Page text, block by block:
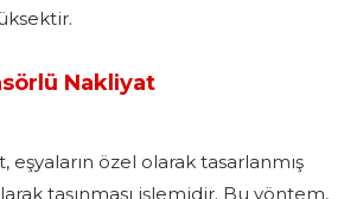
Nakliyat
eşyaların özel olarak tasarlanmış
taşınması işlemidir. Bu yöntem,